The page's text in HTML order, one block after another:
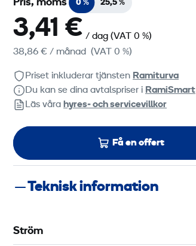
Pris, moms 0 % 25,5 %
3,41 € / dag (VAT 0 %)
38,86 € / månad (VAT 0 %)
Priset inkluderar tjänsten Ramiturva
Du kan se dina avtalspriser i RamiSmart
Läs våra hyres‑ och servicevillkor
Få en offert
Teknisk information
Ström